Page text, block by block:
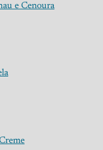
e Cenoura